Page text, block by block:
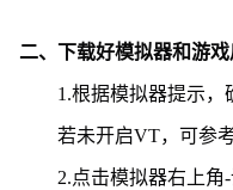
二、下载好模拟器和游
1.根据模拟器提示，
若未开启VT，可参
2.点击模拟器右上角